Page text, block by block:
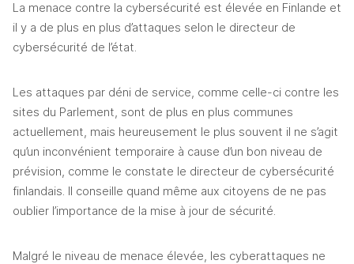
La menace contre la cybersécurité est élevée en Finlande et
il y a de plus en plus d’attaques selon le directeur de
cybersécurité de l’état.
Les attaques par déni de service, comme celle-ci contre les
sites du Parlement, sont de plus en plus communes
actuellement, mais heureusement le plus souvent il ne s’agit
qu’un inconvénient temporaire à cause d’un bon niveau de
prévision, comme le constate le directeur de cybersécurité
finlandais. Il conseille quand même aux citoyens de ne pas
oublier l’importance de la mise à jour de sécurité.
Malgré le niveau de menace élevée, les cyberattaques ne